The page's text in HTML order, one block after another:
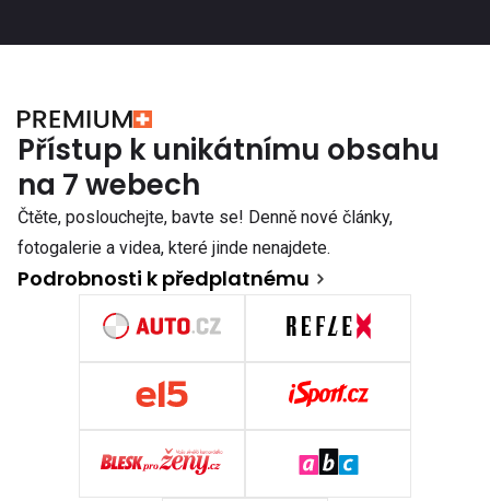
Přístup k unikátnímu obsahu
na 7 webech
Čtěte, poslouchejte, bavte se! Denně nové články,
fotogalerie a videa, které jinde nenajdete.
Podrobnosti k předplatnému